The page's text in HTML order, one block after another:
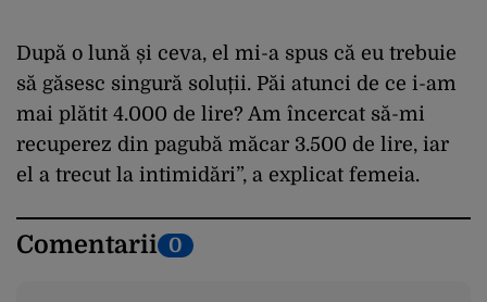
După o lună și ceva, el mi-a spus că eu trebuie
să găsesc singură soluții. Păi atunci de ce i-am
mai plătit 4.000 de lire? Am încercat să-mi
recuperez din pagubă măcar 3.500 de lire, iar
el a trecut la intimidări”, a explicat femeia.
Comentarii 0